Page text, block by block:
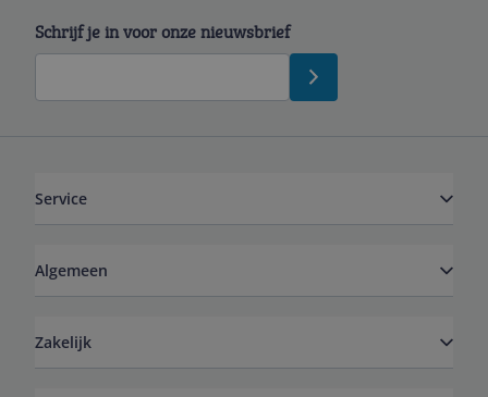
Schrijf je in voor onze nieuwsbrief
Service
Algemeen
Zakelijk